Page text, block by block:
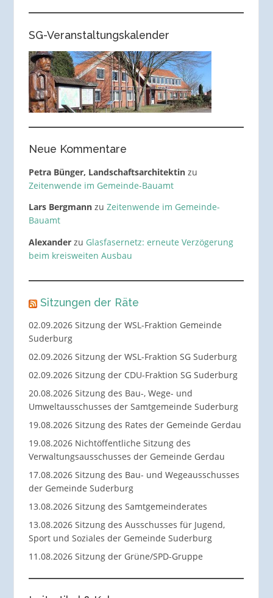
SG-Veranstaltungskalender
Neue Kommentare
Petra Bünger, Landschaftsarchitektinzu
Zeitenwende im Gemeinde-Bauamt
Lars Bergmannzu Zeitenwende im Gemeinde-
Bauamt
Alexanderzu Glasfasernetz: erneute Verzögerung
beim kreisweiten Ausbau
Sitzungen der Räte
02.09.2026 Sitzung der WSL-Fraktion Gemeinde
Suderburg
02.09.2026 Sitzung der WSL-Fraktion SG Suderburg
02.09.2026 Sitzung der CDU-Fraktion SG Suderburg
20.08.2026 Sitzung des Bau-, Wege- und
Umweltausschusses der Samtgemeinde Suderburg
19.08.2026 Sitzung des Rates der Gemeinde Gerdau
19.08.2026 Nichtöffentliche Sitzung des
Verwaltungsausschusses der Gemeinde Gerdau
17.08.2026 Sitzung des Bau- und Wegeausschusses
der Gemeinde Suderburg
13.08.2026 Sitzung des Samtgemeinderates
13.08.2026 Sitzung des Ausschusses für Jugend,
Sport und Soziales der Gemeinde Suderburg
11.08.2026 Sitzung der Grüne/SPD-Gruppe